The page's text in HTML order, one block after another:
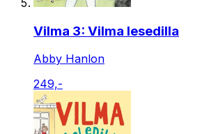
Vilma 3: Vilma lesedilla
Abby Hanlon
249,-